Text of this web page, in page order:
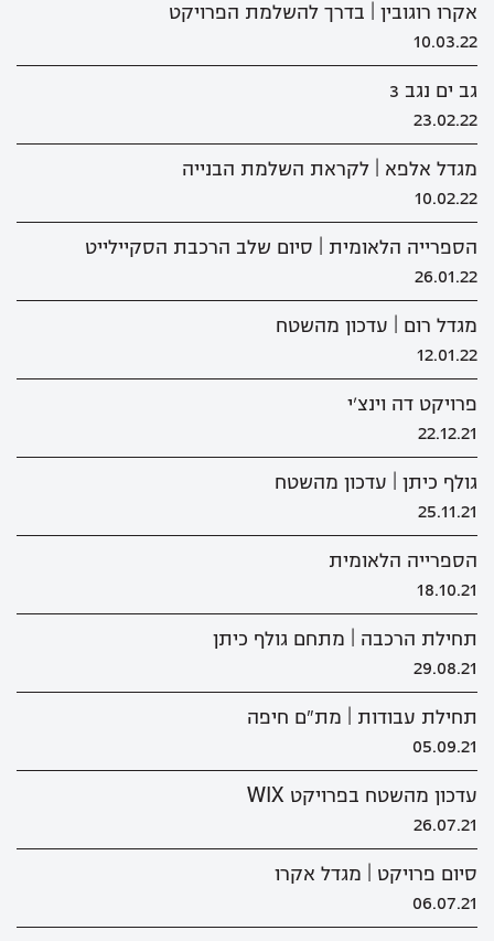
אקרו רוגובין | בדרך להשלמת הפרויקט
10.03.22
גב ים נגב 3
23.02.22
מגדל אלפא | לקראת השלמת הבנייה
10.02.22
הספרייה הלאומית | סיום שלב הרכבת הסקיילייט
26.01.22
מגדל רום | עדכון מהשטח
12.01.22
פרויקט דה וינצ'י
22.12.21
גולף כיתן | עדכון מהשטח
25.11.21
הספרייה הלאומית
18.10.21
תחילת הרכבה | מתחם גולף כיתן
29.08.21
תחילת עבודות | מת"ם חיפה
05.09.21
עדכון מהשטח בפרויקט WIX
26.07.21
סיום פרויקט | מגדל אקרו
06.07.21